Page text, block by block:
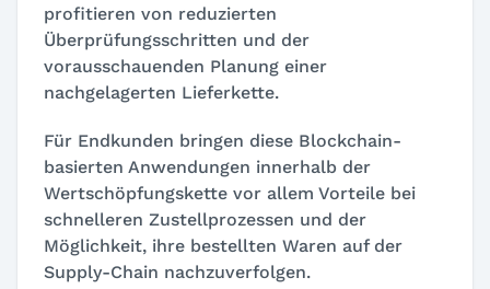
profitieren von reduzierten
Überprüfungsschritten und der
vorausschauenden Planung einer
nachgelagerten Lieferkette.
Für Endkunden bringen diese Blockchain-
basierten Anwendungen innerhalb der
Wertschöpfungskette vor allem Vorteile bei
schnelleren Zustellprozessen und der
Möglichkeit, ihre bestellten Waren auf der
Supply-Chain nachzuverfolgen.